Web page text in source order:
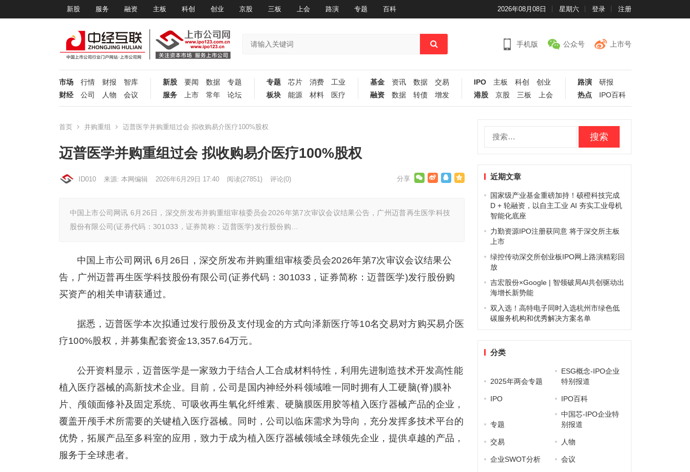
新股 服务 融资 主板 科创 创业 京股 三板 上会 路演 专题 百科 2026年08月08日 星期六 登录 注册
手机版 公众号 上市号
市场 行情 财报
智库
财经
公司 人物 会议
新股 要闻 数据
专题
服务
上市 常年 论坛
专题 芯片 消费
工业
板块
能源 材料 医疗
基金 资讯 数据
交易
融资
数据 转债 增发
IPO 主板 科创
创业
港股
京股 三板 上会
路演
研报
热点
IPO百科
首页 并购重组 迈普医学并购重组过会 拟收购易介医疗100%股权
迈普医学并购重组过会 拟收购易介医疗100%股权
ID010 来源: 本网编辑 2026年6月29日 17:40 阅读(27851) 评论(0)
中国上市公司网讯 6月26日，深交所发布并购重组审核委员会2026年第7次审议会议结果公告，广州迈普再生医学科技
股份有限公司(证券代码：301033，证券简称：迈普医学)发行股份购…
中国上市公司网讯 6月26日，深交所发布并购重组审核委员会2026年第7次审议会议结果公
告，广州迈普再生医学科技股份有限公司(证券代码：301033，证券简称：迈普医学)发行股份购
买资产的相关申请获通过。
据悉，迈普医学本次拟通过发行股份及支付现金的方式向泽新医疗等10名交易对方购买易介医
疗100%股权，并募集配套资金13,357.64万元。
公开资料显示，迈普医学是一家致力于结合人工合成材料特性，利用先进制造技术开发高性能
植入医疗器械的高新技术企业。目前，公司是国内神经外科领域唯一同时拥有人工硬脑(脊)膜补
片、颅颌面修补及固定系统、可吸收再生氧化纤维素、硬脑膜医用胶等植入医疗器械产品的企业，
覆盖开颅手术所需要的关键植入医疗器械。同时，公司以临床需求为导向，充分发挥多技术平台的
优势，拓展产品至多科室的应用，致力于成为植入医疗器械领域全球领先企业，提供卓越的产品，
服务于全球患者。
近期文章
国家级产业基金重磅加持！硕橙科技完成
D + 轮融资，以自主工业 AI 夯实工业母机
智能化底座
力勤资源IPO注册获同意 将于深交所主板
上市
绿控传动深交所创业板IPO网上路演精彩回
放
吉宏股份×Google | 智领破局AI共创驱动出
海增长新势能
双入选！高特电子同时入选杭州市绿色低
碳服务机构和优秀解决方案名单
分类
2025年两会专题
ESG概念-IPO企业
特别报道
IPO IPO百科
专题
中国芯-IPO企业特
别报道
交易 人物
企业SWOT分析 会议